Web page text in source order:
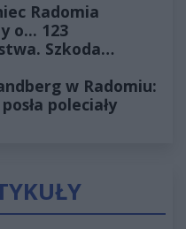
Radomia
o... 123
Szkoda
w Radomiu:
poleciały